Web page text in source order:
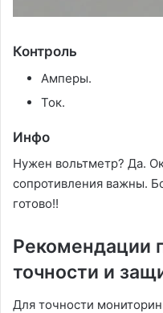
Контроль
Амперы.
Ток.
Инфо
Нужен вольтметр? Да.
сопротивления важны.
готово!!
Рекомендации
точности и
Для точности